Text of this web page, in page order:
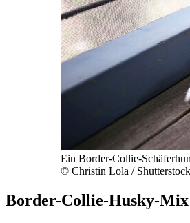
Ein Border-Collie-
© Christin Lola / Shutterstock
Border-Collie-Husky-Mix